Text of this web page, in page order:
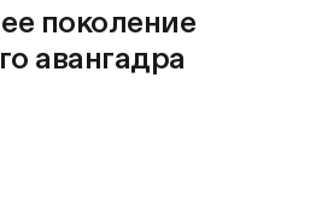
поколение
авангадра